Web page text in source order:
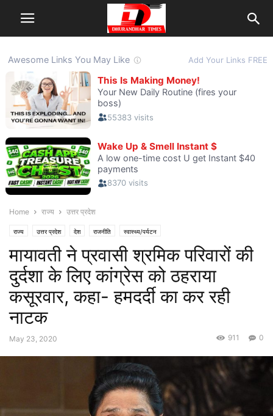
Home राज्य उत्तर प्रदेश
राज्य उत्तर प्रदेश देश राजनीति स्वास्थ्य/पर्यटन
मायावती ने प्रवासी श्रमिक परिवारों की
दुर्दशा के लिए कांग्रेस को ठहराया
कसूरवार, कहा- हमदर्दी का कर रही
नाटक
May 23, 2020 0
911